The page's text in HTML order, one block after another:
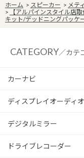
ホーム > スピーカー > メテ
>
【アルパインスタイル店
キット/デッドニングパッケ
CATEGORY／カテ
カーナビ
ディスプレイオーディオ
デジタルミラー
ドライブレコーダー